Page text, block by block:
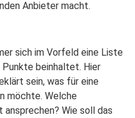
Anbieter macht.
sich im Vorfeld eine Liste
beinhaltet. Hier
sein, was für eine
möchte. Welche
Wie soll das